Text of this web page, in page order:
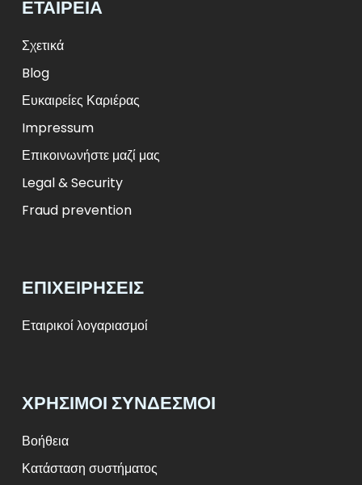
ft HUF
zł PLN
ΕΤΑΙΡΕΊΑ
Σχετικά
Blog
Ευκαιρείες Καριέρας
Impressum
Επικοινωνήστε μαζί μας
Legal & Security
Fraud prevention
ΕΠΙΧΕΙΡΉΣΕΙΣ
Εταιρικοί λογαριασμοί
ΧΡΉΣΙΜΟΙ ΣΎΝΔΕΣΜΟΙ
Βοήθεια
Κατάσταση συστήματος